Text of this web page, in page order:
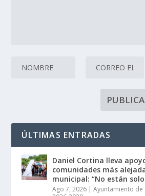
ÚLTIMAS ENTRADAS
Daniel Cortina lleva
comunidades más
municipal: “No están
Ago 7, 2026 |Ayuntamiento de